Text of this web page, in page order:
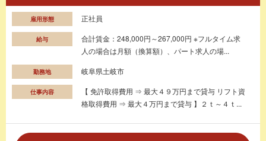
雇用形態 正社員
給与
合計賃金：248,000円～267,000円 ※フルタイム求
人の場合は月額（換算額）、パート求人の場...
勤務地 岐阜県土岐市
仕事内容
【 免許取得費用 ⇒ 最大４９万円まで貸与 リフト資
格取得費用 ⇒ 最大４万円まで貸与 】２ｔ～４ｔ...